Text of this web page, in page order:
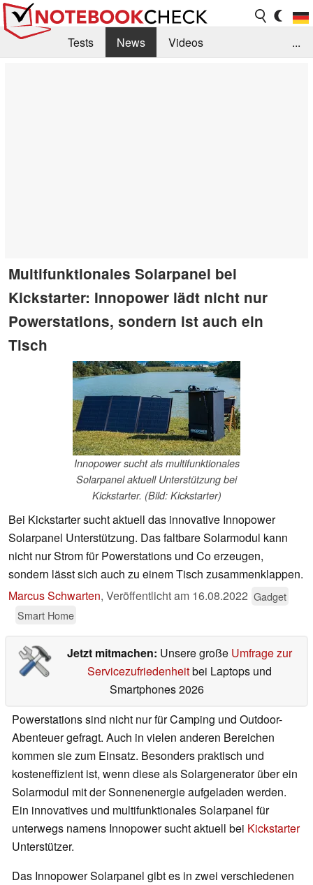
Tests News
Videos
...
Multifunktionales Solarpanel bei
Kickstarter: Innopower lädt nicht nur
Powerstations, sondern ist auch ein
Tisch
Innopower sucht als multifunktionales
Solarpanel aktuell Unterstützung bei
Kickstarter. (Bild: Kickstarter)
Bei Kickstarter sucht aktuell das innovative Innopower
Solarpanel Unterstützung. Das faltbare Solarmodul kann
nicht nur Strom für Powerstations und Co erzeugen,
sondern lässt sich auch zu einem Tisch zusammenklappen.
Marcus Schwarten, Veröffentlicht am 16.08.2022 Gadget
Smart Home
Jetzt mitmachen: Unsere große Umfrage zur
Servicezufriedenheitbei Laptops und
Smartphones 2026
Powerstations sind nicht nur für Camping und Outdoor-
Abenteuer gefragt. Auch in vielen anderen Bereichen
kommen sie zum Einsatz. Besonders praktisch und
kosteneffizient ist, wenn diese als Solargenerator über ein
Solarmodul mit der Sonnenenergie aufgeladen werden.
Ein innovatives und multifunktionales Solarpanel für
unterwegs namens Innopower sucht aktuell bei Kickstarter
Unterstützer.
Das Innopower Solarpanel gibt es in zwei verschiedenen